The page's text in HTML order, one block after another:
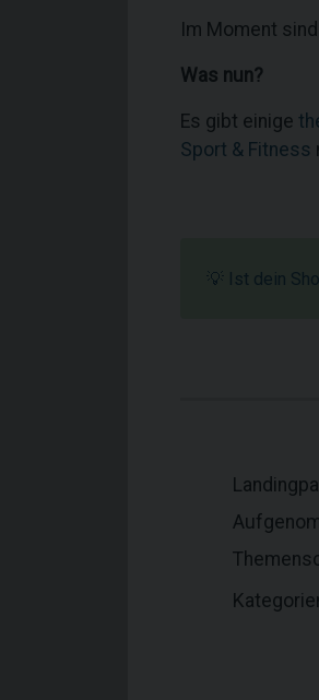
Im Moment
Was nun?
Es gibt einige
Sport & Fitness
💡 Ist dein